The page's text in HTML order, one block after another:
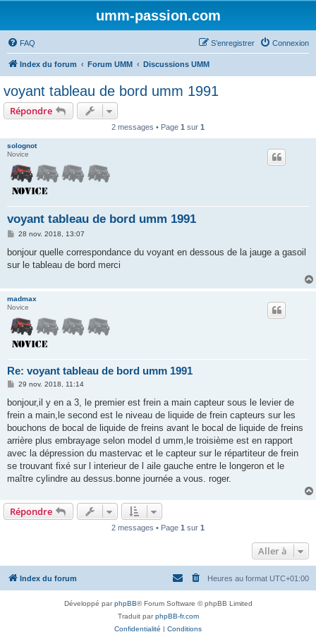
umm-passion.com
FAQ Connexion
S’enregistrer
Index du forum Forum UMM Discussions UMM
voyant tableau de bord umm 1991
Répondre
2 messages • Page 1 sur 1
solognot
Novice
voyant tableau de bord umm 1991
M
s
a
28 nov. 2018, 13:07
bonjour quelle correspondance du voyant en dessous de la jauge a gasoil
sur le tableau de bord merci
madmax
Novice
Re: voyant tableau de bord umm 1991
M
s
a
g
29 nov. 2018, 11:14
bonjour,il y en a 3, le premier est frein a main capteur sous le levier de
frein a main,le second est le niveau de liquide de frein capteurs sur les
bouchons de bocal de liquide de freins avant le bocal de liquide de freins
arrière plus embrayage selon model d umm,le troisième est en rapport
avec la dépression du mastervac et le capteur sur le répartiteur de frein
se trouvant fixé sur l interieur de l aile gauche entre le longeron et le
maître cylindre au dessus.bonne journée a vous. roger.
Répondre
2 messages • Page 1 sur 1
Aller à
Index du forum Heures au format UTC+01:00
Développé parphpBB® Forum Software © phpBB Limited
Traduit parphpBB-fr.com
Confidentialité | Conditions